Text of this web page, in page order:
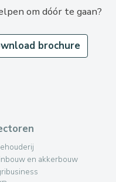
om dóór te gaan?
brochure
en akkerbouw